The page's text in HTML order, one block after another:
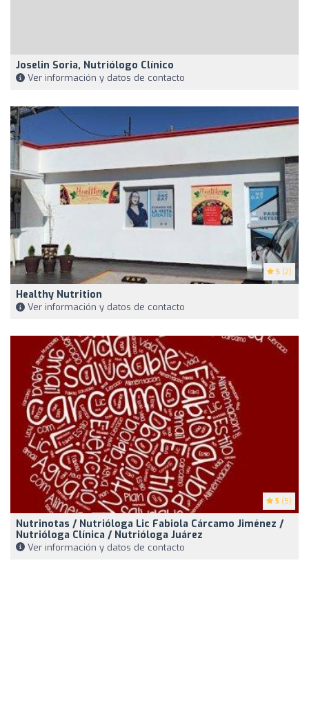
Joselin Soria, Nutriólogo Clínico
Ver información y datos de contacto
5 (2)
Healthy Nutrition
Ver información y datos de contacto
5 (5)
Nutrinotas / Nutrióloga Lic Fabiola Cárcamo Jiménez /
Nutrióloga Clínica / Nutrióloga Juárez
Ver información y datos de contacto